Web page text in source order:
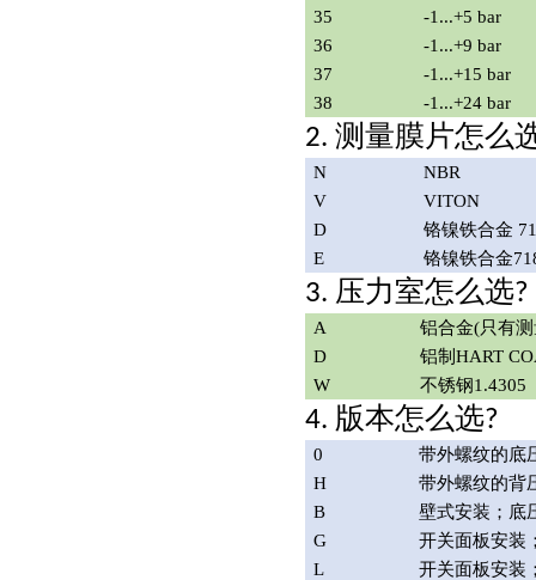
35
-1...+5 bar
36
-1...+9 bar
37
-1...+15 bar
38
-1...+24 bar
2. 测量膜片怎么
N
NBR
V
VITON
D
铬镍铁合金
E
铬镍铁合金
3. 压力室怎么选?
A 铝合金(只有
D
铝制 HART
W
不锈钢1.4305
4. 版本怎么选?
0
带外螺纹的底
H
带外螺纹的背
B
壁式安装；底
G
开关面板安装
L
开关面板安装